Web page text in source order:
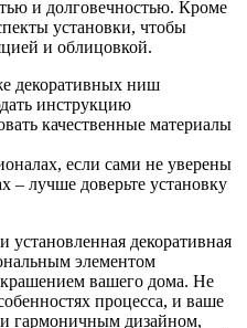
и долговечностью. Кроме
установки, чтобы
и облицовкой.
декоративных ниш
инструкцию
качественные материалы
если сами не уверены
– лучше доверьте установку
декоративная
элементом
вашего дома. Не
процесса, и ваше
гармоничным дизайном,